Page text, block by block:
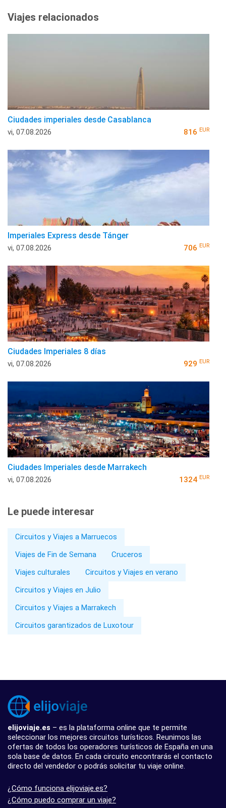
Viajes relacionados
Ciudades imperiales desde Casablanca
vi, 07.08.2026 816 EUR
Imperiales Express desde Tánger
vi, 07.08.2026 706 EUR
Ciudades Imperiales 8 días
vi, 07.08.2026 929 EUR
Ciudades Imperiales desde Marrakech
vi, 07.08.2026 1324 EUR
Le puede interesar
Circuitos y Viajes a Marruecos
Viajes de Fin de Semana
Cruceros
Viajes culturales
Circuitos y Viajes en verano
Circuitos y Viajes en Julio
Circuitos y Viajes a Marrakech
Circuitos garantizados de Luxotour
elijoviaje.es – es la plataforma online que te permite
seleccionar los mejores circuitos turísticos. Reunimos las
ofertas de todos los operadores turísticos de España en una
sola base de datos. En cada circuito encontrarás el contacto
directo del vendedor o podrás solicitar tu viaje online.
¿Cómo funciona elijoviaje.es?
¿Cómo puedo comprar un viaje?